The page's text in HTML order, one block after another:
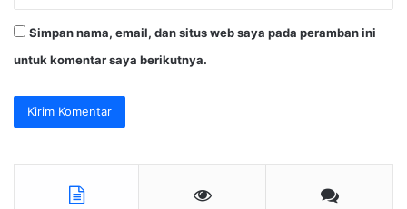
Simpan nama, email, dan situs web saya pada peramban ini
untuk komentar saya berikutnya.